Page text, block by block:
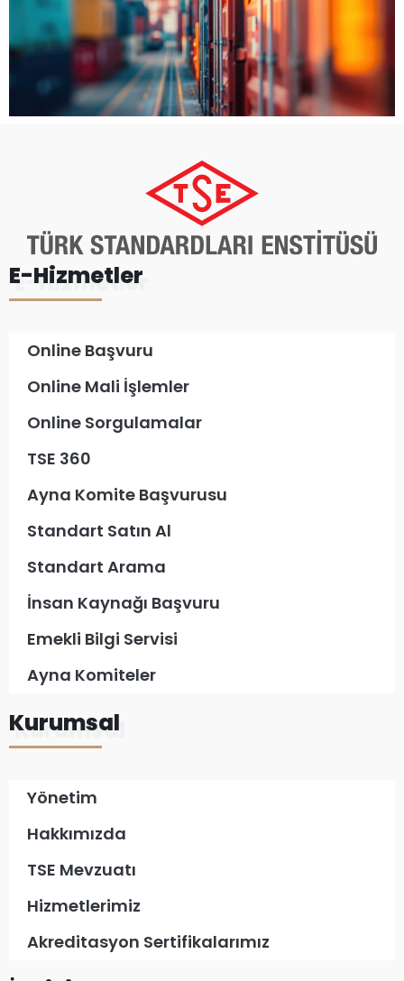
E-Hizmetler
Online Başvuru
Online Mali İşlemler
Online Sorgulamalar
TSE 360
Ayna Komite Başvurusu
Standart Satın Al
Standart Arama
İnsan Kaynağı Başvuru
Emekli Bilgi Servisi
Ayna Komiteler
Kurumsal
Yönetim
Hakkımızda
TSE Mevzuatı
Hizmetlerimiz
Akreditasyon Sertifikalarımız